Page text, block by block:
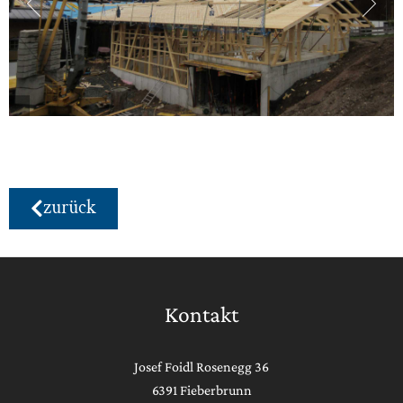
zurück
Kontakt
Josef Foidl Rosenegg 36
6391 Fieberbrunn